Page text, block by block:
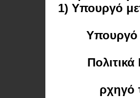
1) Υπουργό
Υπουργό
ρχηγό